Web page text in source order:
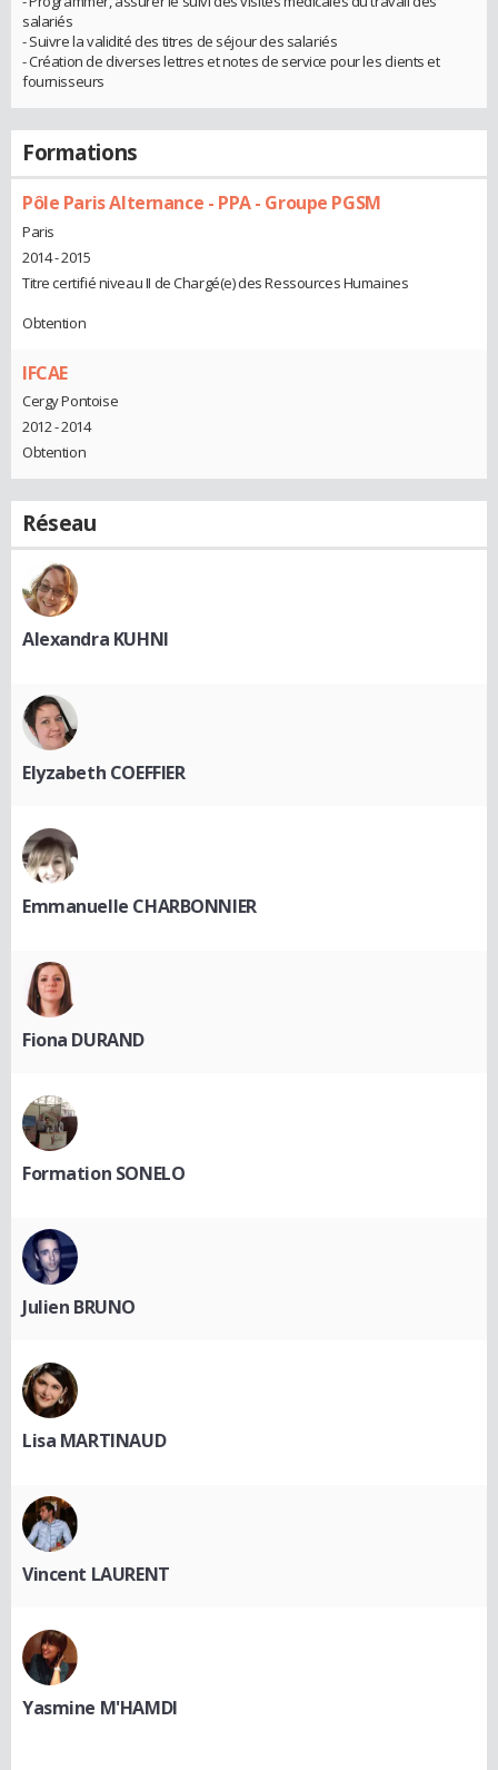
salariés
- Suivre la validité des titres de séjour des salariés
- Création de diverses lettres et notes de service pour les clients et
fournisseurs
Formations
Pôle Paris Alternance - PPA - Groupe PGSM
Paris
2014 - 2015
Titre certifié niveau II de Chargé(e) des Ressources Humaines
Obtention
IFCAE
Cergy Pontoise
2012 - 2014
Obtention
Réseau
Alexandra KUHNI
Elyzabeth COEFFIER
Emmanuelle CHARBONNIER
Fiona DURAND
Formation SONELO
Julien BRUNO
Lisa MARTINAUD
Vincent LAURENT
Yasmine M'HAMDI